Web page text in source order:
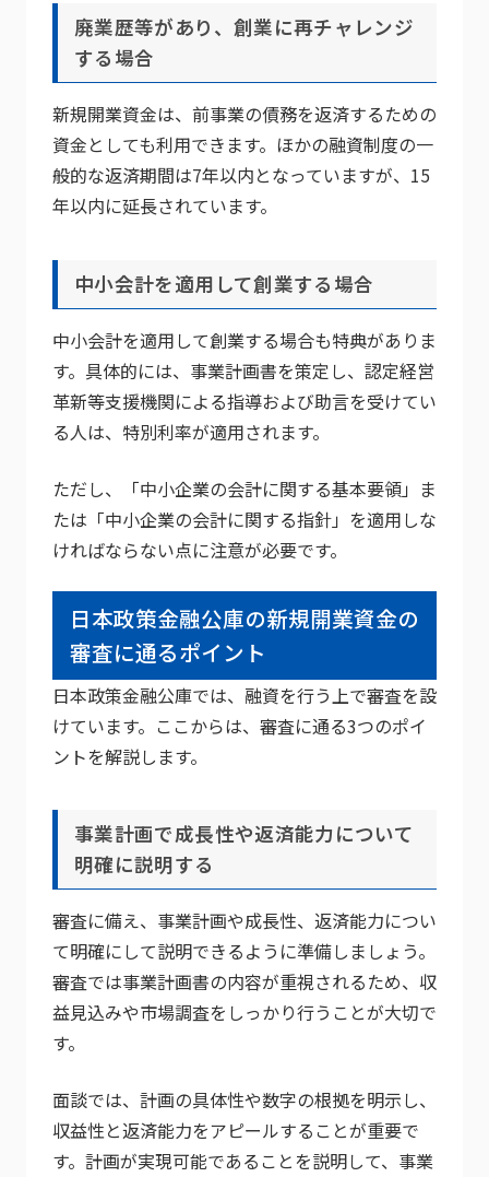
廃業歴等があり、創業に再チャレンジ
する場合
新規開業資金は、前事業の債務を返済するための
資金としても利用できます。ほかの融資制度の一
般的な返済期間は7年以内となっていますが、15
年以内に延長されています。
中小会計を適用して創業する場合
中小会計を適用して創業する場合も特典がありま
す。具体的には、事業計画書を策定し、認定経営
革新等支援機関による指導および助言を受けてい
る人は、特別利率が適用されます。
ただし、「中小企業の会計に関する基本要領」ま
たは「中小企業の会計に関する指針」を適用しな
ければならない点に注意が必要です。
日本政策金融公庫の新規開業資金の
審査に通るポイント
日本政策金融公庫では、融資を行う上で審査を設
けています。ここからは、審査に通る3つのポイ
ントを解説します。
事業計画で成長性や返済能力について
明確に説明する
審査に備え、事業計画や成長性、返済能力につい
て明確にして説明できるように準備しましょう。
審査では事業計画書の内容が重視されるため、収
益見込みや市場調査をしっかり行うことが大切で
す。
面談では、計画の具体性や数字の根拠を明示し、
収益性と返済能力をアピールすることが重要で
す。計画が実現可能であることを説明して、事業